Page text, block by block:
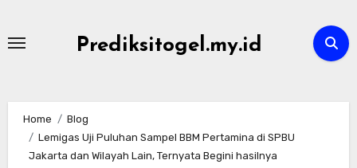
Prediksitogel.my.id
Home
Blog
Lemigas Uji Puluhan Sampel BBM Pertamina di SPBU
Jakarta dan Wilayah Lain, Ternyata Begini hasilnya